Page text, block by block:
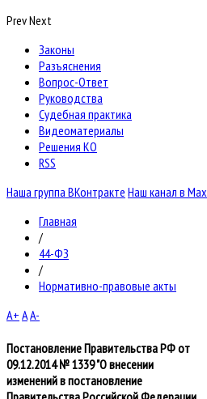
PrevNext
Законы
Разъяснения
Вопрос-Ответ
Руководства
Судебная практика
Видеоматериалы
Решения КО
RSS
Наша группа ВКонтракте Наш канал в Max
Главная
/
44-ФЗ
/
Нормативно-правовые акты
A+ AA-
Постановление Правительства РФ от
09.12.2014 № 1339 "О внесении
изменений в постановление